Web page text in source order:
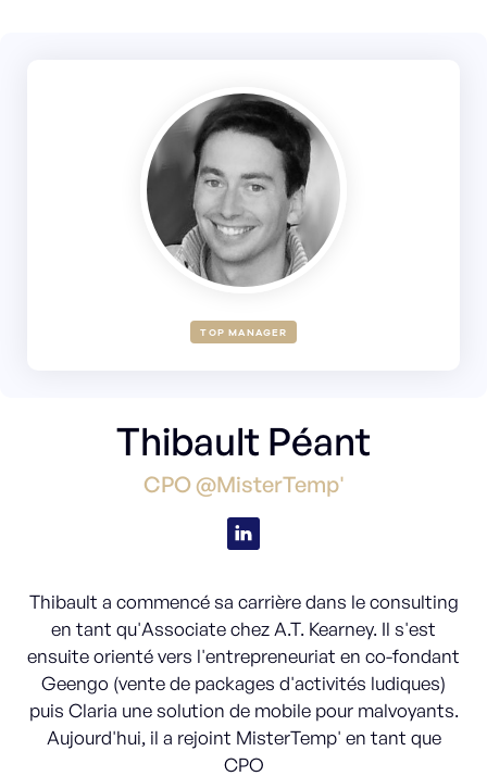
TOP MANAGER
Thibault Péant
CPO @MisterTemp'
Thibault a commencé sa carrière dans le consulting
en tant qu'Associate chez A.T. Kearney. Il s'est
ensuite orienté vers l'entrepreneuriat en co-fondant
Geengo (vente de packages d'activités ludiques)
puis Claria une solution de mobile pour malvoyants.
Aujourd'hui, il a rejoint MisterTemp' en tant que
CPO